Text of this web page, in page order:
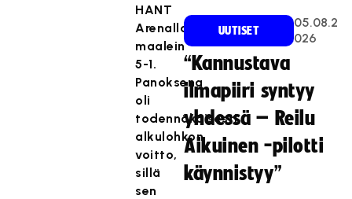
HANT
Arenalla
maalein
5-1.
Panoksena
oli
todennäköisesti
alkulohkon
voitto,
sillä
sen
UUTISET
05.08.2
026
“Kannustava
ilmapiiri syntyy
yhdessä – Reilu
Aikuinen -pilotti
käynnistyy”